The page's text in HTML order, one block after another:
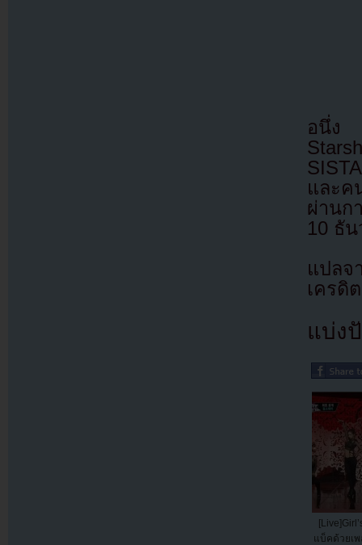
อนึ่ง
และค
ผ่านก
10 ธั
แปลจ
เครดิ
แบ่ง
แบ็คด้วยเพ